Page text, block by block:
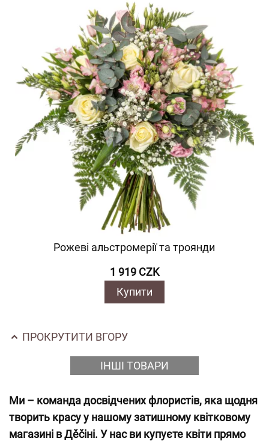
Рожеві альстромерії та троянди
1 919 CZK
Купити
ПРОКРУТИТИ ВГОРУ
ІНШІ ТОВАРИ
Ми – команда досвідчених флористів, яка щодня
творить красу у нашому затишному квітковому
магазині в Дěčіні. У нас ви купуєте квіти прямо